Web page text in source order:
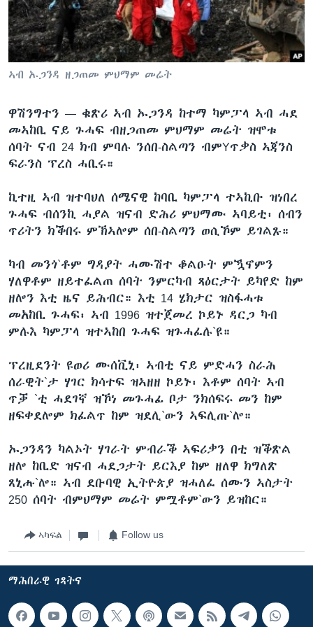
ቂሔ ጽልሚ
ቋንቋታት
ኣብ ኡጋንዳ ዘጋጠመ ምህማም መሬት
ዋሽንግተን — ቁጽሪ ኣብ ኡጋንዳ ከተማ ካምፓላ ኣብ ሓደ
መኣከቢ ናይ ጉሓፍ ብዘጋጠመ ምህማም መሬት ዝሞቱ
ሰባት ናብ 24 ክብ ምባሉ ንሰበ-ስልጣን ብምYጥቃስ ኣጃንስ
ፍራንስ ፕረስ ሓቢሩ።
ኪተዚ ኣብ ዝተባህለ ሰሜናዊ ከባቢ ካምፓላ ተኣኪቡ ዝነበረ
ጉሓፍ ብሰንኪ ሓያል ዝናብ ድሕሪ ምህማሙ ኣባይቲ፡ ሰብን
ጥሪትን ክቕበሩ ምኽኣሎም ሰበ-ስልጣን ወሲኾም ይገልጹ።
ካብ መንጎ`ቶም ግዳያት ሓሙሽተ ቆልዑት ምዃኖምን
ሃለዋቶም ዘይተፈልጠ ሰባት ንምርካብ ጻዕርታት ይካየድ ከም
ዘሎን እቲ ዜና ይሕብር። እቲ 14 ሄክታር ዝስፋሓቱ
መአከቢ ጉሓፍ፡ ኣብ 1996 ዝተጀመረ ኮይኑ ዳርጋ ካብ
ምሉእ ካምፓላ ዝተኣከበ ጉሓፍ ዝጉሓፈሉ`ዩ።
ፕረዚደንት ዩወሪ ሙሰቪኒ፡ ኣብቲ ናይ ምድሓን ስራሕ
ሰራዊት`ታ ሃገር ክሳተፍ ዝኣዘዘ ኮይኑ፡ እቶም ሰባት ኣብ
ጥቓ `ቲ ሓደገኛ ዝኾነ መጉሓፊ ቦታ ንክሰፍሩ መን ከም
ዘፍቀደሎም ክፈልጥ ከም ዝደሊ`ውን ኣፍሊጡ`ሎ።
ኡጋንዳን ካልኦት ሃገራት ምብራቕ ኣፍሪቃን በቲ ዝቕጽል
ዘሎ ከቢድ ዝናብ ሓደጋታት ይርእያ ከም ዘለዋ ክግለጽ
ጸኒሑ`ሎ። ኣብ ደቡባዊ ኢትዮጵያ ዝሓለፈ ሰሙን ኣስታት
250 ሰባት ብምህማም መሬት ምሟቶም`ውን ይዝከር።
ኣካፍል Follow us
ማሕበራዊ ገጻትና